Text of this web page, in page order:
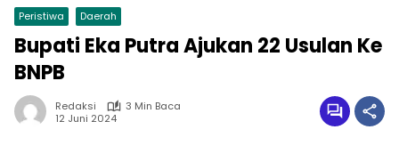
Peristiwa Daerah
Bupati Eka Putra Ajukan 22 Usulan Ke
BNPB
Redaksi
3 Min Baca
12 Juni 2024